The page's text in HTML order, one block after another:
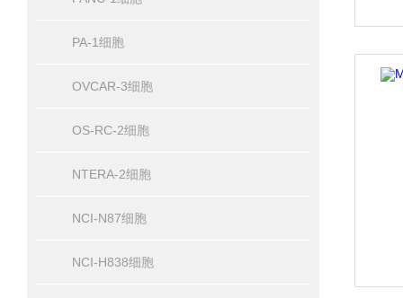
PA-1细胞
OVCAR-3细胞
OS-RC-2细胞
NTERA-2细胞
NCI-N87细胞
NCI-H838细胞